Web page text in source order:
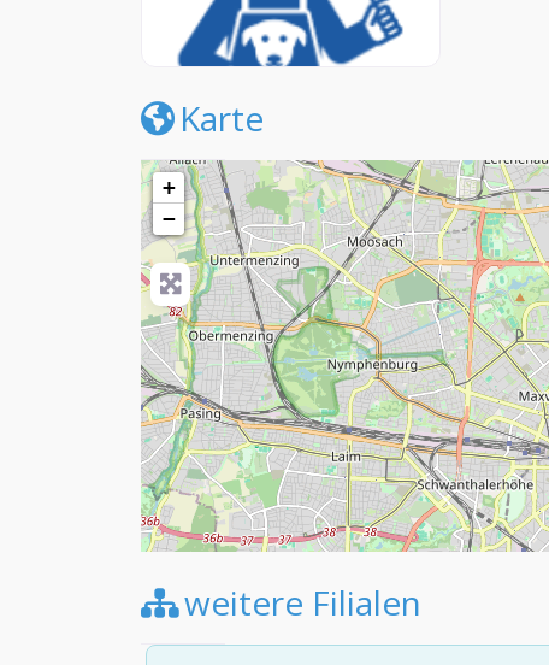
GroomersWorld Logo
Karte
+
−
weitere Filialen